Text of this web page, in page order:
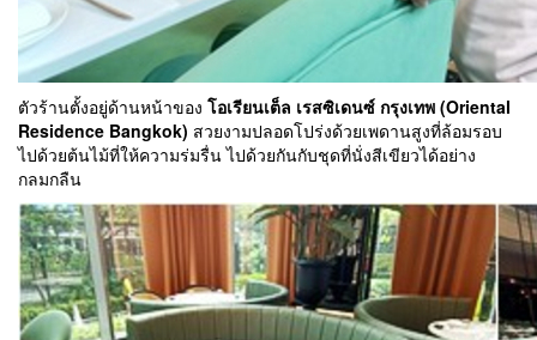
ตัวร้านตั้งอยู่ด้านหน้าของ โอเรียนเต็ล เรสซิเดนซ์ กรุงเทพ (Oriental
Residence Bangkok) สวยงามปลอดโปร่งด้วยเพดานสูงที่ล้อมรอบ
ไปด้วยต้นไม้ที่ให้ความร่มรื่น ไปด้วยกันกับชุดที่นั่งสีเขียวได้อย่าง
กลมกลืน